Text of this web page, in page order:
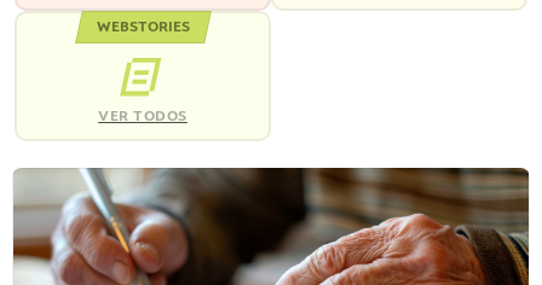
WEBSTORIES
VER TODOS